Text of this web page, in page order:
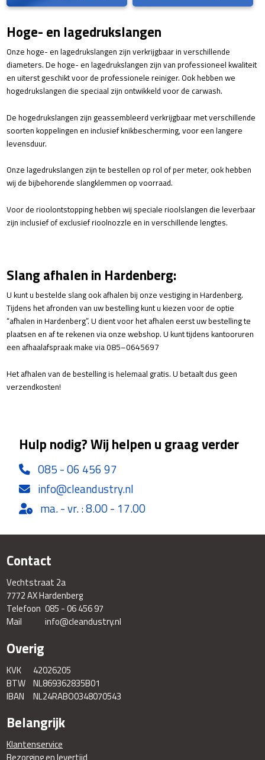
Hulp nodig? Wij helpen u graag verder
085 - 06 456 97
info@cleandustry.nl
ma. - vr. : 8.00 - 17.00
Hoge- en lagedrukslangen
Onze hoge- en lagedrukslangen zijn verkrijgbaar in verschillende
diameters. De hoge- en lagedrukslangen zijn van professioneel kwaliteit
en uiterst geschikt voor de professionele reiniger. Ook hebben we
hogedrukslangen die speciaal zijn ontwikkeld voor de carwash.
De hogedrukslangen zijn geassembleerd verkrijgbaar met verschillende
soorten koppelingen en inclusief knikbescherming, voor een langere
levensduur.
Onze lagedrukslangen zijn te bestellen op rol of per meter, ook hebben
wij de bijbehorende slangklemmen op voorraad.
Voor de rioolontstopping hebben wij speciale rioolslangen die leverbaar
zijn inclusief of exclusief rioolnozzle en in verschillende lengtes.
Slang afhalen in Hardenberg:
U kunt u bestelde slang ook afhalen bij onze vestiging in Hardenberg.
Tijdens het afronden van uw bestelling kunt u kiezen voor de optie
“afhalen in Hardenberg”. U dient voor het afhalen eerst uw bestelling te
plaatsen en af te rekenen via onze webshop. U kunt tijdens kantooruren
een afhaalafspraak make via 085–0645697
Het afhalen van de bestelling is helemaal gratis. U betaalt dus geen
verzendkosten!
Contact
Vechtstraat 2a
7772 AX Hardenberg
Telefoon 085 - 06 456 97
Mail
info@cleandustry.nl
Overig
KVK
42026205
BTW NL869362835B01
IBAN
NL24RABO0348070543
Belangrijk
Klantenservice